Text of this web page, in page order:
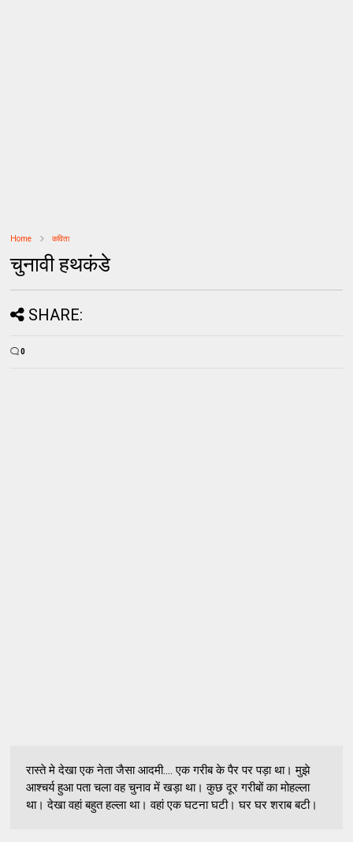
Home कविता
चुनावी हथकंडे
SHARE:
0
रास्ते मे देखा एक नेता जैसा आदमी.... एक गरीब के पैर पर पड़ा था। मुझे
आश्चर्य हुआ पता चला वह चुनाव में खड़ा था। कुछ दूर गरीबों का मोहल्ला
था। देखा वहां बहुत हल्ला था। वहां एक घटना घटी। घर घर शराब बटी।